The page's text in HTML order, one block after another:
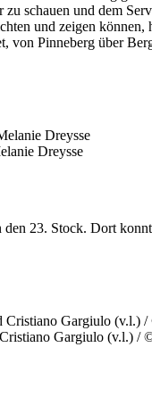
schauen und dem
und zeigen
Pinneberg über
Dreysse
23. Stock. Dort
Gargiulo (v.l.) /